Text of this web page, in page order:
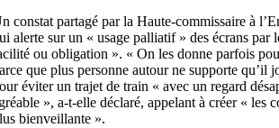
constat partagé par la Haute-commissaire à
alerte sur un « usage palliatif » des écrans par
ou obligation ». « On les donne parfois
que plus personne autour ne supporte qu’il
éviter un trajet de train « avec un regard
», a-t-elle déclaré, appelant à créer « les
bienveillante ».